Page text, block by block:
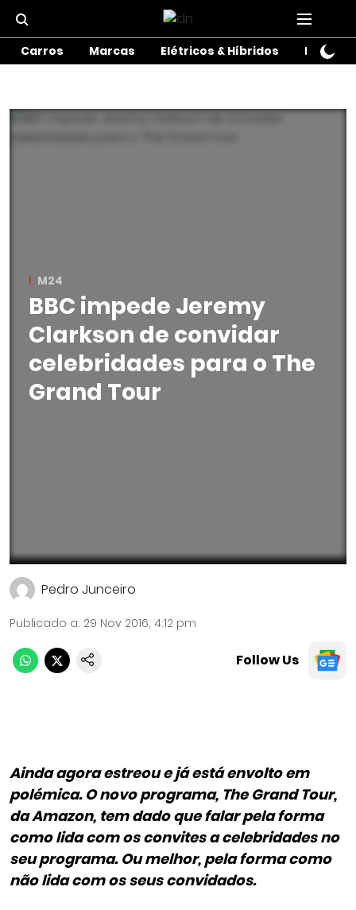
Carros Marcas Elétricos & Híbridos Motos
M24
BBC impede Jeremy
Clarkson de convidar
celebridades para o The
Grand Tour
Pedro Junceiro
Publicado a: 29 Nov 2016, 4:12 pm
Follow Us
Ainda agora estreou e já está envolto em
polémica. O novo programa, The Grand Tour,
da Amazon, tem dado que falar pela forma
como lida com os convites a celebridades no
seu programa. Ou melhor, pela forma como
não lida com os seus convidados.